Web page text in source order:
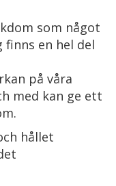
som något
finns en hel del
på våra
med kan ge ett
hållet